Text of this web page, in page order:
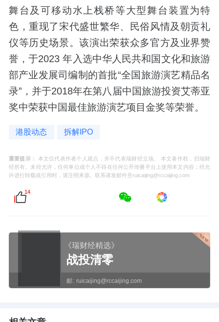
舞台及可移动水上栈桥等大型舞台装置为特
色，重现了宋代盛世繁华、民俗风情及朝贡礼
仪等历史场景。该演出荣获众多官方及业界赞
誉，于2023 年入选中华人民共和国文化和旅游
部产业发展司编制的首批“全国旅游演艺精品名
录”，并于2018年在第八届中国旅游投资艾蒂亚
奖中荣获中国最佳旅游演艺项目金奖等荣誉。
港股动态 拆解IPO
重要提示：
本文仅代表作者个人观点，并不代表瑞财经立场。 本文著作权，归瑞财
经所有。未经允许，任何单位或个人不得在任何公开传播平台上使用本文内容；经允
许进行转载或引用时，请注明来源。联系请发邮件至ruicaijing@rccaijing.com
14
《瑞财经精选》
战投清零
邮: ruicaijing@rccaijing.com